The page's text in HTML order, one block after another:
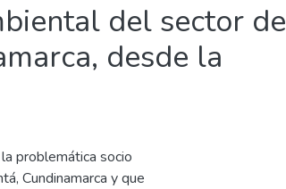
del sector de
desde la
problemática socio
Cundinamarca y que